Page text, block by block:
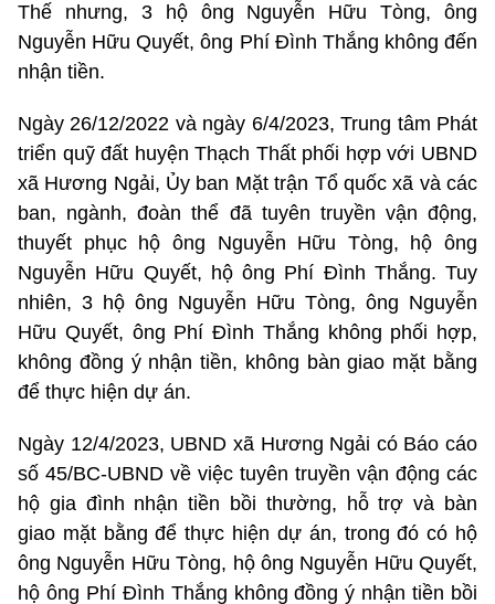
Thế nhưng, 3 hộ ông Nguyễn Hữu Tòng, ông
Nguyễn Hữu Quyết, ông Phí Đình Thắng không đến
nhận tiền.
Ngày 26/12/2022 và ngày 6/4/2023, Trung tâm Phát
triển quỹ đất huyện Thạch Thất phối hợp với UBND
xã Hương Ngải, Ủy ban Mặt trận Tổ quốc xã và các
ban, ngành, đoàn thể đã tuyên truyền vận động,
thuyết phục hộ ông Nguyễn Hữu Tòng, hộ ông
Nguyễn Hữu Quyết, hộ ông Phí Đình Thắng. Tuy
nhiên, 3 hộ ông Nguyễn Hữu Tòng, ông Nguyễn
Hữu Quyết, ông Phí Đình Thắng không phối hợp,
không đồng ý nhận tiền, không bàn giao mặt bằng
để thực hiện dự án.
Ngày 12/4/2023, UBND xã Hương Ngải có Báo cáo
số 45/BC-UBND về việc tuyên truyền vận động các
hộ gia đình nhận tiền bồi thường, hỗ trợ và bàn
giao mặt bằng để thực hiện dự án, trong đó có hộ
ông Nguyễn Hữu Tòng, hộ ông Nguyễn Hữu Quyết,
hộ ông Phí Đình Thắng không đồng ý nhận tiền bồi